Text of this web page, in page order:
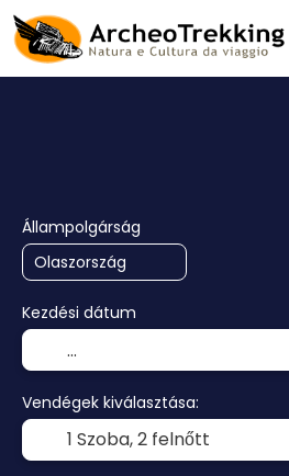
Állampolgárság
Kezdési dátum
Vendégek kiválasztása:
1 Szoba,2 felnőtt